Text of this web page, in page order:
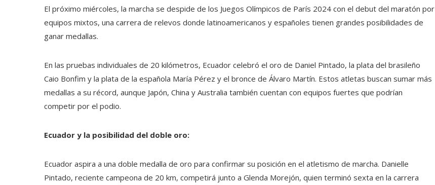
El próximo miércoles, la marcha se despide de los Juegos Olímpicos de París 2024 con el debut del maratón por
equipos mixtos, una carrera de relevos donde latinoamericanos y españoles tienen grandes posibilidades de
ganar medallas.
En las pruebas individuales de 20 kilómetros, Ecuador celebró el oro de Daniel Pintado, la plata del brasileño
Caio Bonfim y la plata de la española María Pérez y el bronce de Álvaro Martín. Estos atletas buscan sumar más
medallas a su récord, aunque Japón, China y Australia también cuentan con equipos fuertes que podrían
competir por el podio.
Ecuador y la posibilidad del doble oro:
Ecuador aspira a una doble medalla de oro para confirmar su posición en el atletismo de marcha. Danielle
Pintado, reciente campeona de 20 km, competirá junto a Glenda Morejón, quien terminó sexta en la carrera